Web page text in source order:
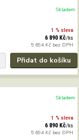
1 % sleva
6 890 Kč/ks
5 694 Kč bez DPH
Skladem
Přidat do košíku
1 % sleva
6 890 Kč/ks
5 694 Kč bez DPH
Skladem